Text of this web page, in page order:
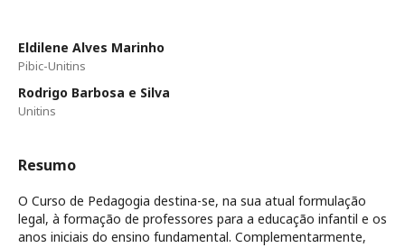
Eldilene Alves Marinho
Pibic-Unitins
Rodrigo Barbosa e Silva
Unitins
Resumo
O Curso de Pedagogia destina-se, na sua atual formulação
legal, à formação de professores para a educação infantil e os
anos iniciais do ensino fundamental. Complementarmente,